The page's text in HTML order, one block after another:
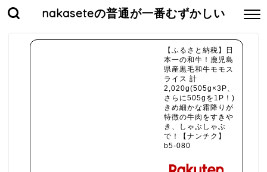
nakaseteの普通が一番むずかしい
【ふるさと納税】日
本一の和牛！鹿児島
県産黒毛和牛モモス
ライス 計
2,020g(505g×3P、
さらに505gを1P！)
きめ細かな霜降りが
特徴の牛肉をすきや
き、しゃぶしゃぶ
で！【ナンチク】
b5-080